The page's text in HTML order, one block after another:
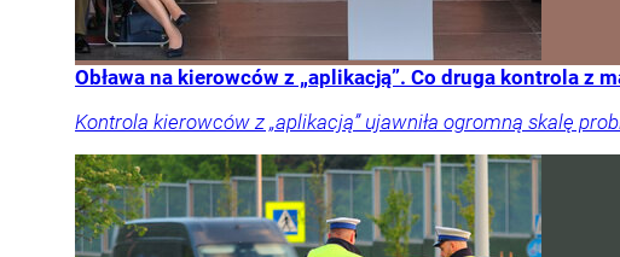
Obława na kierowców z „aplikacją”. Co druga kontrola z
Kontrola kierowców z „aplikacją” ujawniła ogromną skalę